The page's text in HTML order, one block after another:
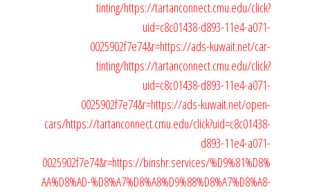
tinting/https://tartanconnect.cmu.edu/click?
uid=c8c01438-d893-11e4-a071-
0025902f7e74&r=https://ads-kuwait.net/car-
tinting/https://tartanconnect.cmu.edu/click?
uid=c8c01438-d893-11e4-a071-
0025902f7e74&r=https://ads-kuwait.net/open-
cars/https://tartanconnect.cmu.edu/click?uid=c8c01438-
d893-11e4-a071-
0025902f7e74&r=https://binshr.services/%D9%81%D8%
AA%D8%AD-%D8%A7%D8%A8%D9%88%D8%A7%D8%A8-